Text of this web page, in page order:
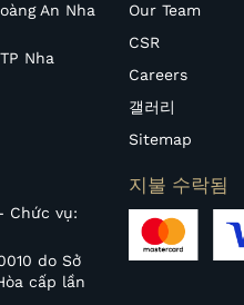
An Nha
Nha
Chức vụ:
do Sở
cấp lần
Our Team
CSR
Careers
갤러리
Sitemap
지불 수락됨